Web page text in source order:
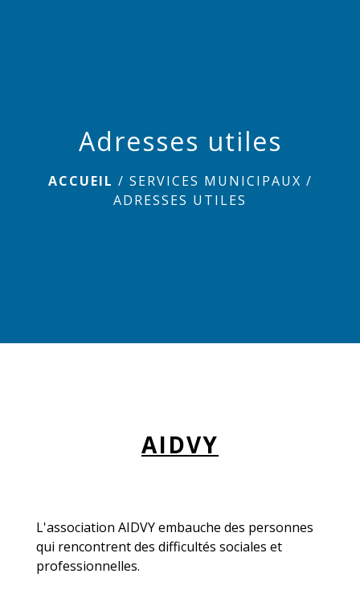
Adresses utiles
ACCUEIL / SERVICES MUNICIPAUX /
ADRESSES UTILES
AIDVY
L'association AIDVY embauche des personnes
qui rencontrent des difficultés sociales et
professionnelles.